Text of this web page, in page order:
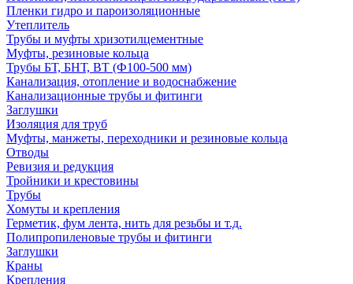
Пленки гидро и пароизоляционные
Утеплитель
Трубы и муфты хризотилцементные
Муфты, резиновые кольца
Трубы БТ, БНТ, ВТ (Ф100-500 мм)
Канализация, отопление и водоснабжение
Канализационные трубы и фитинги
Заглушки
Изоляция для труб
Муфты, манжеты, переходники и резиновые кольца
Отводы
Ревизия и редукция
Тройники и крестовины
Трубы
Хомуты и крепления
Герметик, фум лента, нить для резьбы и т.д.
Полипропиленовые трубы и фитинги
Заглушки
Краны
Крепления